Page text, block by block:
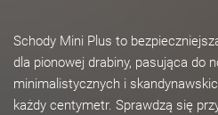
Schody Mini Plus to
dla pionowej drabiny, pasująca do
minimalistycznych i
każdy centymetr. Sprawdzą się